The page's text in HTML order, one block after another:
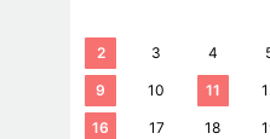
2 3 4
9 10 11
16 17 18